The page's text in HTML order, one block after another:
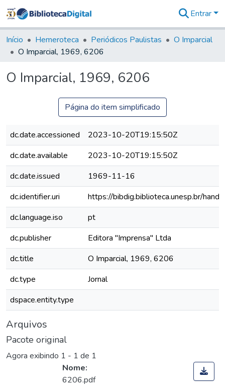
&
Coleções
Tudo na
Digital
Entrar
Início Hemeroteca Periódicos Paulistas
O Imparcial
O Imparcial, 1969, 6206
O Imparcial, 1969, 6206
Página do item simplificado
dc.date.accessioned
2023-10-20T19:15:50Z
dc.date.available
2023-10-20T19:15:50Z
dc.date.issued
1969-11-16
dc.identifier.uri
https://bibdig.biblioteca.unesp.br/
dc.language.iso
pt
dc.publisher
Editora "Imprensa" Ltda
dc.title
O Imparcial, 1969, 6206
dc.type
Jornal
dspace.entity.type
Arquivos
Pacote original
Agora exibindo 1 - 1 de 1
Nome:
6206.pdf